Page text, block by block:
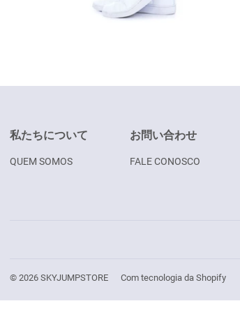
私たちについて
QUEM SOMOS
お問い合わせ
FALE CONOSCO
© 2026 SKYJUMPSTORE Com tecnologia da Shopify